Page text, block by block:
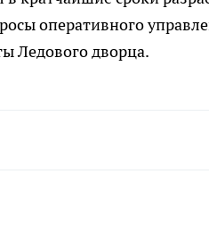
оперативного
Ледового дворца.